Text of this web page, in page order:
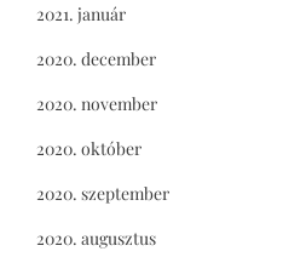
2021. január
2020. december
2020. november
2020. október
2020. szeptember
2020. augusztus